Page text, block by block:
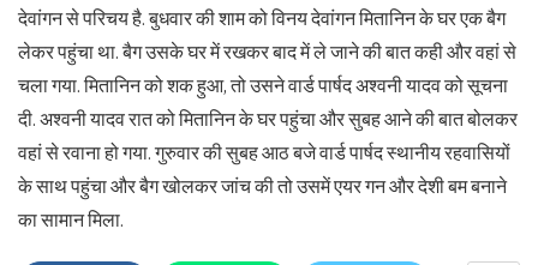
देवांगन से परिचय है. बुधवार की शाम को विनय देवांगन मितानिन के घर एक बैग
लेकर पहुंचा था. बैग उसके घर में रखकर बाद में ले जाने की बात कही और वहां से
चला गया. मितानिन को शक हुआ, तो उसने वार्ड पार्षद अश्वनी यादव को सूचना
दी. अश्वनी यादव रात को मितानिन के घर पहुंचा और सुबह आने की बात बोलकर
वहां से रवाना हो गया. गुरुवार की सुबह आठ बजे वार्ड पार्षद स्थानीय रहवासियों
के साथ पहुंचा और बैग खोलकर जांच की तो उसमें एयर गन और देशी बम बनाने
का सामान मिला.